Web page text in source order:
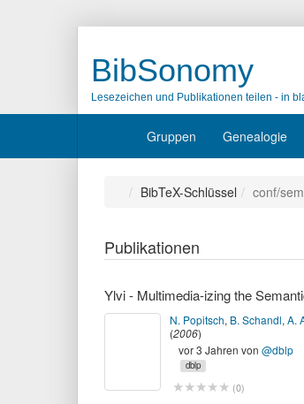
BibSonomy
Lesezeichen und Publikationen teilen - in
Gruppen Genealogie
BibTeX-Schlüssel conf/
Publikationen
Ylvi - Multimedia-izing the
N. Popitsch, B. Schandl, A.
(2006)
vor 3 Jahren von @dblp
dblp
(0)